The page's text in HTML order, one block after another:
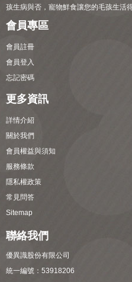
孩生病與否，寵物鮮食讓您的毛孩生活
會員專區
會員註冊
會員登入
忘記密碼
更多資訊
詳情介紹
關於我們
會員權益與須知
服務條款
隱私權政策
常見問答
Sitemap
聯絡我們
優異識股份有限公司
統一編號：53918206